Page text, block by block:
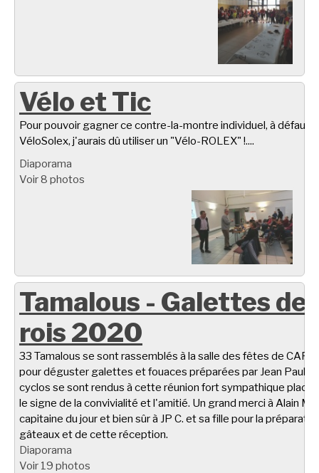
Vélo et Tic
Pour pouvoir gagner ce contre-la-montre individuel, à défaut
VéloSolex, j'aurais dû utiliser un "Vélo-ROLEX" !....
Diaporama
Voir 8 photos
Tamalous - Galettes
rois 2020
33 Tamalous se sont rassemblés à la salle des fêtes de
pour déguster galettes et fouaces préparées par Jean Paul C.
cyclos se sont rendus à cette réunion fort sympathique
le signe de la convivialité et l'amitié. Un grand merci à Alain M.
capitaine du jour et bien sûr à JP C. et sa fille pour la
gâteaux et de cette réception.
Diaporama
Voir 19 photos